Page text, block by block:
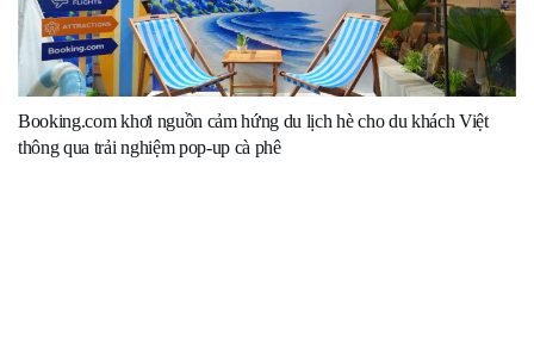
Booking.com khơi nguồn cảm hứng du lịch hè cho du khách Việt
thông qua trải nghiệm pop-up cà phê